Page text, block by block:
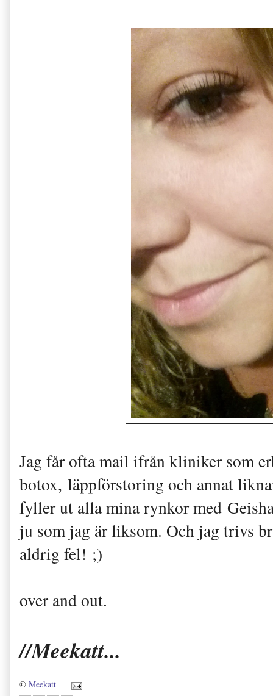
Jag får ofta mail ifrån kliniker som
botox, läppförstoring och annat
fyller ut alla mina rynkor med
ju som jag är liksom. Och jag trivs
aldrig fel! ;)
over and out.
//Meekatt...
© Meekatt